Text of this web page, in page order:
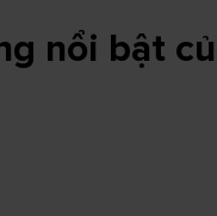
nổi bật